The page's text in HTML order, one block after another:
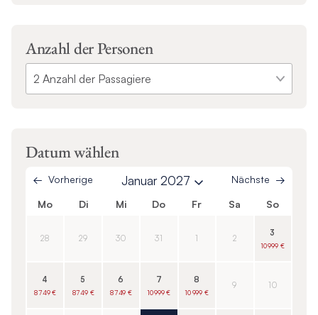
Anzahl der Personen
Datum wählen
Vorherige Januar 2027 Nächste
Mo Di Mi Do Fr Sa So
28 29 30 31 1 2
3
10 999 €
4
8 749 €
5
8 749 €
6
8 749 €
7
10 999 €
8
10 999 €
9 10